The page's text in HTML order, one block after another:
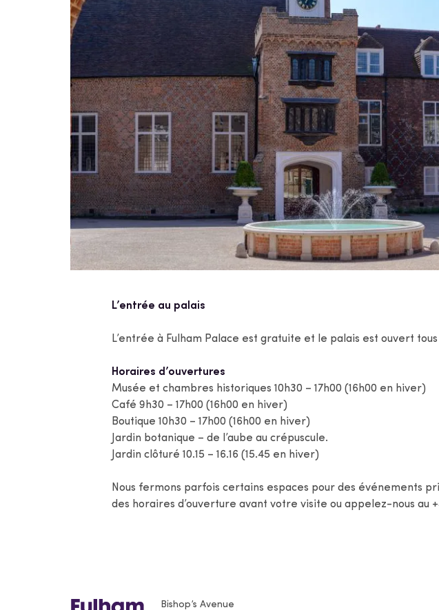
L’entrée au palais
L’entrée à Fulham Palace est gratuite et le palais est ouvert tous
Horaires d’ouvertures
Musée et chambres historiques 10h30 – 17h00 (16h00 en hiver)
Café 9h30 – 17h00 (16h00 en hiver)
Boutique 10h30 – 17h00 (16h00 en hiver)
Jardin botanique – de l’aube au crépuscule.
Jardin clôturé 10.15 – 16.16 (15.45 en hiver)
Nous fermons parfois certains espaces pour des événements
des horaires d’ouverture avant votre visite ou appelez-nous au
Bishop’s Avenue